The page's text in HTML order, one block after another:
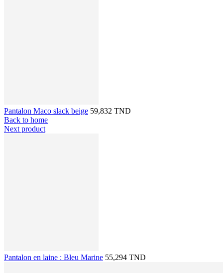
Pantalon Maco slack beige 59,832 TND
Back to home
Next product
Pantalon en laine : Bleu Marine 55,294 TND